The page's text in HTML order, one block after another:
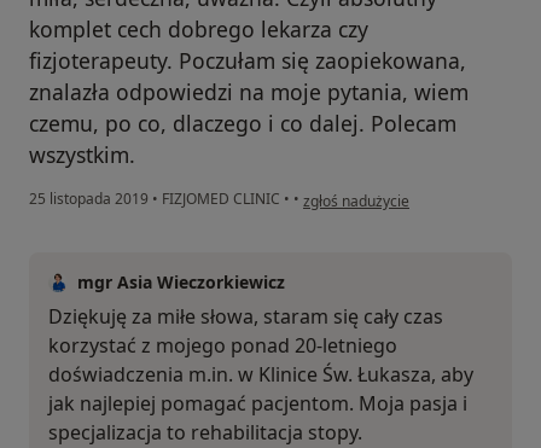
komplet cech dobrego lekarza czy
fizjoterapeuty. Poczułam się zaopiekowana,
znalazła odpowiedzi na moje pytania, wiem
czemu, po co, dlaczego i co dalej. Polecam
wszystkim.
25 listopada 2019 • FIZJOMED CLINIC • • w opinii użytkownika Konto zostało
zgłoś nadużycie
mgr Asia Wieczorkiewicz
Dziękuję za miłe słowa, staram się cały czas
korzystać z mojego ponad 20-letniego
doświadczenia m.in. w Klinice Św. Łukasza, aby
jak najlepiej pomagać pacjentom. Moja pasja i
specjalizacja to rehabilitacja stopy.